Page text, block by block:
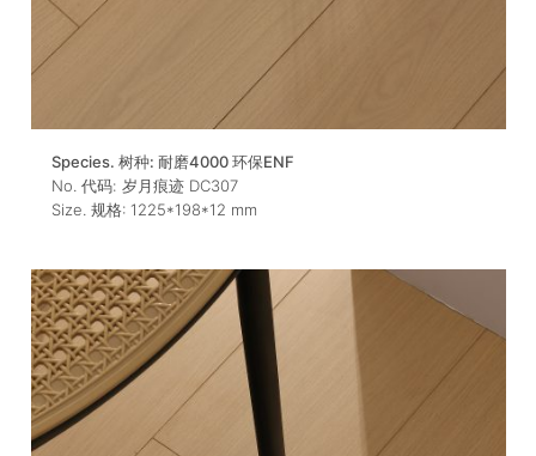
Species. 树种: 耐磨4000 环保ENF
No. 代码: 岁月痕迹 DC307
Size. 规格: 1225*198*12 mm